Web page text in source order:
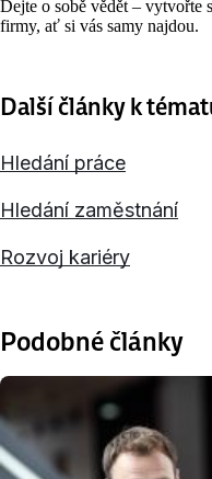
Dejte o sobě vědět – vytvořte
firmy, ať si vás samy najdou.
Další články k
Hledání práce
Hledání zaměstnání
Rozvoj kariéry
Podobné články